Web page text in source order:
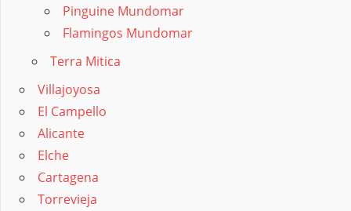
Pinguine Mundomar
Flamingos Mundomar
Terra Mitica
Villajoyosa
El Campello
Alicante
Elche
Cartagena
Torrevieja